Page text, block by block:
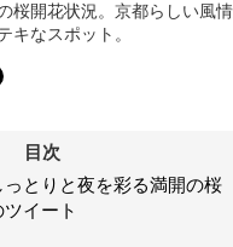
桜開花状況。京都らしい風
キなスポット。
目次
っとりと夜を彩る満開の桜
イート